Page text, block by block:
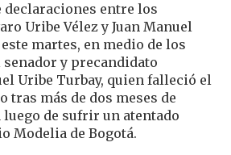
declaraciones entre los
Uribe Vélez y Juan Manuel
martes, en medio de los
senador y precandidato
Uribe Turbay, quien falleció el
tras más de dos meses de
de sufrir un atentado
Modelia de Bogotá.